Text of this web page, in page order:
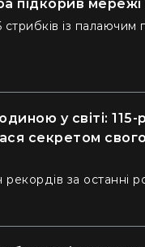
підкорив мережі
стрибків із
у світі: 115-
секретом
за останні